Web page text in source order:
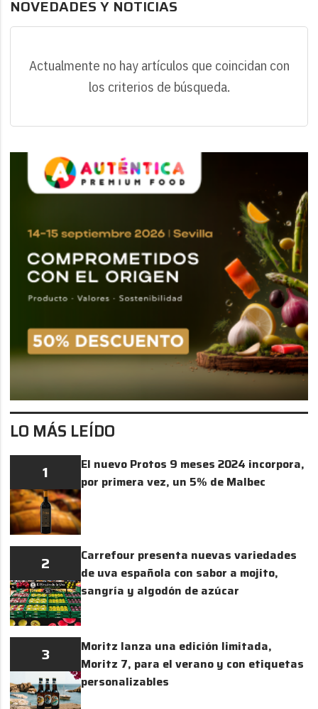
NOVEDADES Y NOTICIAS
Actualmente no hay artículos que coincidan con
los criterios de búsqueda.
LO MÁS LEÍDO
1
El nuevo Protos 9 meses 2024 incorpora,
por primera vez, un 5% de Malbec
2
Carrefour presenta nuevas variedades
de uva española con sabor a mojito,
sangría y algodón de azúcar
3
Moritz lanza una edición limitada,
Moritz 7, para el verano y con etiquetas
personalizables